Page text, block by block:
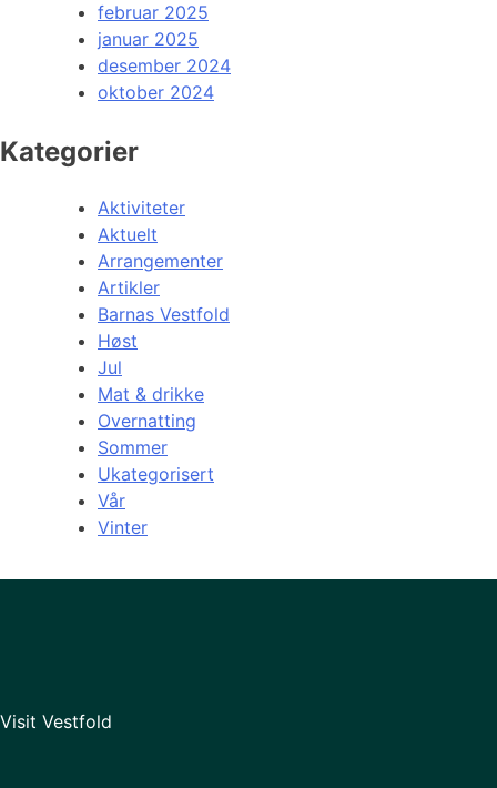
februar 2025
januar 2025
desember 2024
oktober 2024
Kategorier
Aktiviteter
Aktuelt
Arrangementer
Artikler
Barnas Vestfold
Høst
Jul
Mat & drikke
Overnatting
Sommer
Ukategorisert
Vår
Vinter
Visit Vestfold